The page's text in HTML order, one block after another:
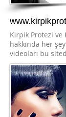
Kirpik Protezi ve
hakkında her
videoları bu